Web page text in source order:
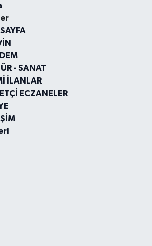
- SANAT
İLANLAR
ECZANELER